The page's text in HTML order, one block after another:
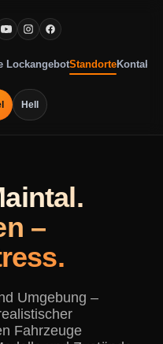
LockangebotStandorteKontakt
Hell
–
Umgebung –
Fahrzeuge